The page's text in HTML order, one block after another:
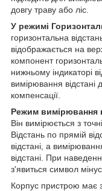
довгу траву або ліс.
У режимі
горизонтальна
відображається на
компонент
нижньому індикаторі
вимірювання відстані
компенсації.
Режим вимірювання
Він вимірюється з
Відстань по прямій
відстані, а
відстані. При
з'явиться символ
Корпус пристрою має